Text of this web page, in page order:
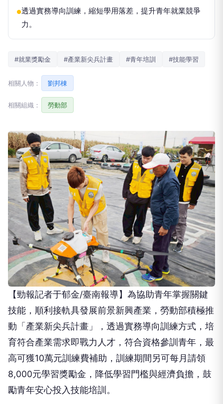
●透過實務導向訓練，縮短學用落差，提升青年就業競爭
力。
#就業獎勵金 #產業新尖兵計畫 #青年培訓 #技能學習
相關人物： 劉邦棟
相關組織： 勞動部
【勁報記者于郁金/臺南報導】為協助青年掌握關鍵
技能，順利接軌具發展前景新興產業，勞動部積極推
動「產業新尖兵計畫」，透過實務導向訓練方式，培
育符合產業需求即戰力人才，符合資格參訓青年，最
高可獲10萬元訓練費補助，訓練期間另可每月請領
8,000元學習獎勵金，降低學習門檻與經濟負擔，鼓
勵青年安心投入技能培訓。